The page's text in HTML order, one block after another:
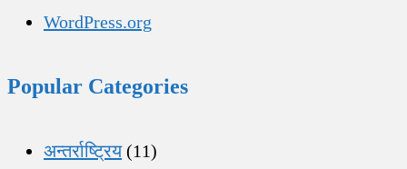
WordPress.org
Popular Categories
अन्तर्राष्ट्रिय(11)